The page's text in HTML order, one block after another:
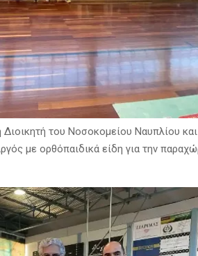
του Νοσοκομείου Ναυπλίου
με ορθόπαιδικά είδη για την